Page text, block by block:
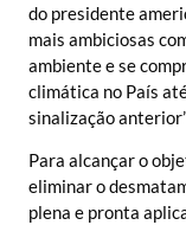
do presidente
mais ambiciosas
ambiente e se
climática no País
sinalização
Para alcançar o
eliminar o
plena e pronta